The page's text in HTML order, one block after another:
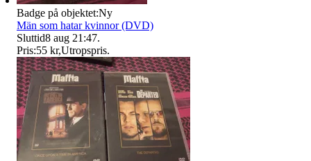
Badge på objektet:Ny
Män som hatar kvinnor (DVD)
Sluttid8 aug 21:47.
Pris:55 kr,Utropspris.